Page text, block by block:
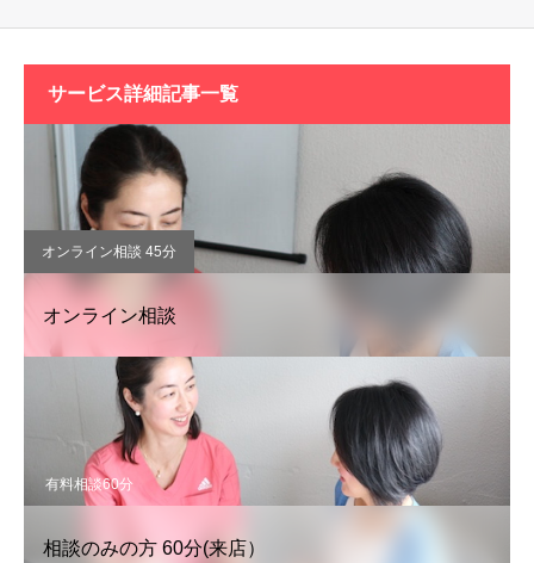
サービス詳細記事一覧
オンライン相談 45分
オンライン相談
有料相談60分
相談のみの方 60分(来店）